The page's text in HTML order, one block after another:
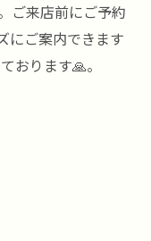
ご来店前にご予約
にご案内できます
おります🙏。